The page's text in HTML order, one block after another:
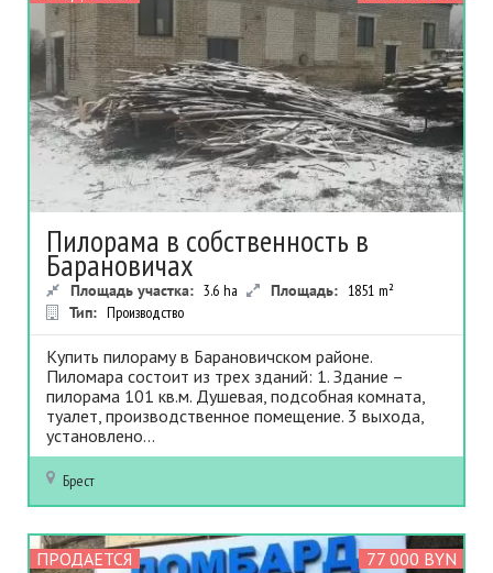
Пилорама в собственность в
Барановичах
Площадь участка: 3.6 ha Площадь: 1851 m²
Тип: Производство
Купить пилораму в Барановичском районе.
Пиломара состоит из трех зданий: 1. Здание –
пилорама 101 кв.м. Душевая, подсобная комната,
туалет, производственное помещение. 3 выхода,
установлено...
Брест
ПРОДАЕТСЯ 77 000 BYN